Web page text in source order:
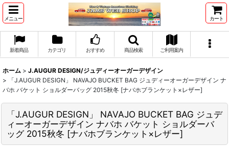
メニュー カート
新着商品 カテゴリ おすすめ 商品検索 ご利用案内
ホーム > J.AUGUR DESIGN/ジュディーオーガーデザイン
>
「J.AUGUR DESIGN」 NAVAJO BUCKET BAG ジュディーオーガーデザイン ナ
バホ バケット ショルダーバッグ 2015秋冬 [ナバホブランケット×レザー]
「J.AUGUR DESIGN」 NAVAJO BUCKET BAG ジュデ
ィーオーガーデザイン ナバホ バケット ショルダーバ
ッグ 2015秋冬 [ナバホブランケット×レザー]